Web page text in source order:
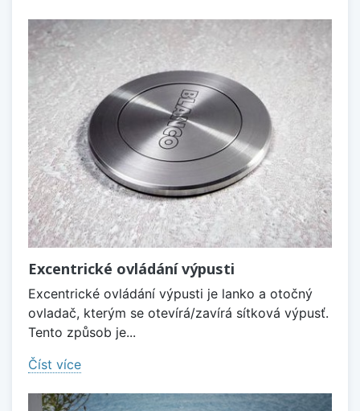
Excentrické ovládání výpusti
Excentrické ovládání výpusti je lanko a otočný
ovladač, kterým se otevírá/zavírá sítková výpusť.
Tento způsob je...
Číst více